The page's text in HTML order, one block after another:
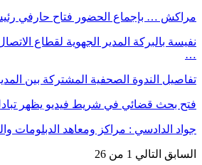
مراكش … بإجماع الحضور فتاح حارفي
نفيسة بالبركة المدير الجهوية لقطاع
…
تفاصيل الندوة الصحفية المشتركة بين
فتح بحث قضائي في شريط فيديو يظهر
جواد الدادسي : مراكز ومعاهد الدبلومات
السابق التالي 1 من 26